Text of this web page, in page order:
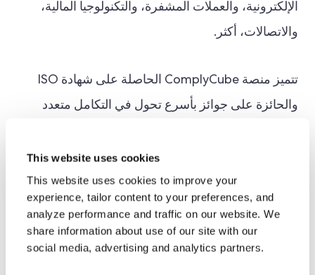
This website uses cookies
This website uses cookies to improve your
experience, tailor content to your preferences, and
analyze performance and traffic on our website. We
share information about use of our site with our
social media, advertising and analytics partners.
الإلكترونية، والعملات المشفرة، والتكنولوجيا المالية،
والاتصالات، أكثر.
تتميز منصة ComplyCube الحاصلة على شهادة ISO
والحائزة على جوائز بأسرع تحول في التكامل متعدد
تعليمات برمجية، وواجهة برمجة التطبيقات (API)،
ومجموعات SDK للأجهزة المحمولة، ومكتبات العملاء،
وتكاملات إدارة علاقات العملاء (CRM).